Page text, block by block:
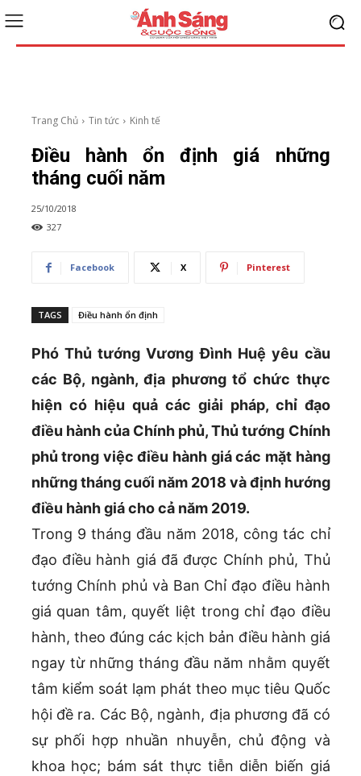
Trang Chủ Tin tức Kinh tế
Điều hành ổn định giá những
tháng cuối năm
25/10/2018
327
Facebook X Pinterest
TAGS Điều hành ổn định
Phó Thủ tướng Vương Đình Huệ yêu cầu
các Bộ, ngành, địa phương tổ chức thực
hiện có hiệu quả các giải pháp, chỉ đạo
điều hành của Chính phủ, Thủ tướng Chính
phủ trong việc điều hành giá các mặt hàng
những tháng cuối năm 2018 và định hướng
điều hành giá cho cả năm 2019.
Trong 9 tháng đầu năm 2018, công tác chỉ
đạo điều hành giá đã được Chính phủ, Thủ
tướng Chính phủ và Ban Chỉ đạo điều hành
giá quan tâm, quyết liệt trong chỉ đạo điều
hành, theo đúng các kịch bản điều hành giá
ngay từ những tháng đầu năm nhằm quyết
tâm kiểm soát lạm phát theo mục tiêu Quốc
hội đề ra. Các Bộ, ngành, địa phương đã có
sự phối hợp nhuần nhuyễn, chủ động và
khoa học; bám sát thực tiễn diễn biến giá